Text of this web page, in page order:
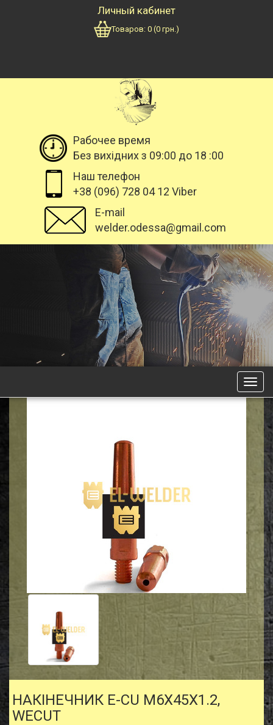
Личный кабинет
Товаров: 0 (0 грн.)
Рабочее время
Без вихідних з 09:00 до 18 :00
Наш телефон
+38 (096) 728 04 12 Viber
E-mail
welder.odessa@gmail.com
НАКІНЕЧНИК E-CU M6X45X1.2,
WECUT